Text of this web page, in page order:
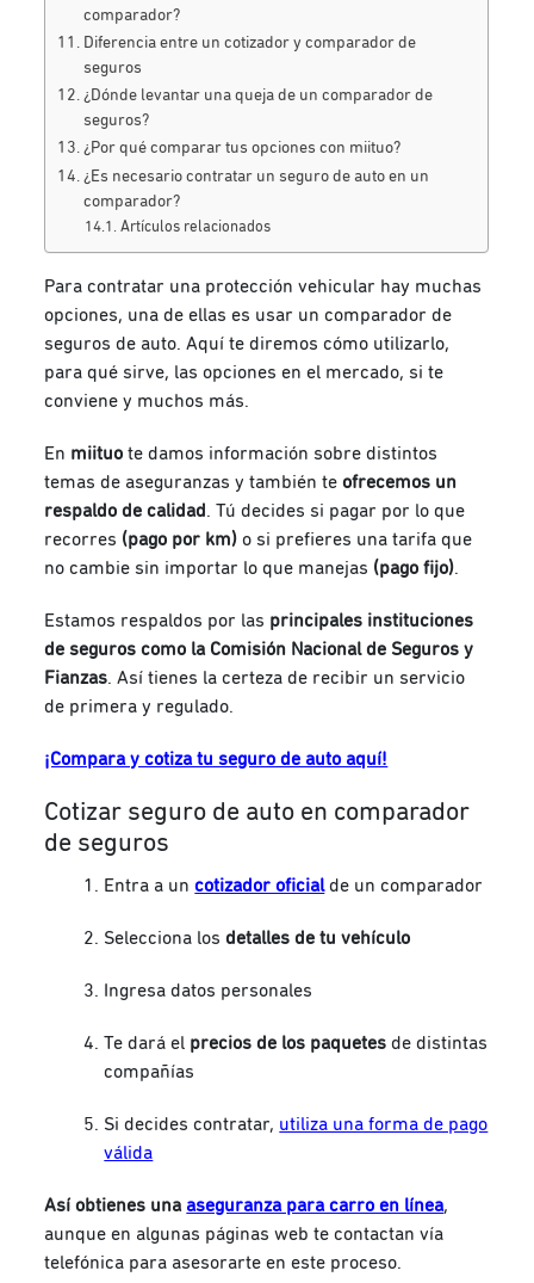
comparador?
Diferencia entre un cotizador y comparador de
seguros
¿Dónde levantar una queja de un comparador de
seguros?
¿Por qué comparar tus opciones con miituo?
¿Es necesario contratar un seguro de auto en un
comparador?
Artículos relacionados
Para contratar una protección vehicular hay muchas
opciones, una de ellas es usar un comparador de
seguros de auto. Aquí te diremos cómo utilizarlo,
para qué sirve, las opciones en el mercado, si te
conviene y muchos más.
En miituo te damos información sobre distintos
temas de aseguranzas y también teofrecemos un
respaldo de calidad. Tú decides si pagar por lo que
recorres (pago por km) o si prefieres una tarifa que
no cambie sin importar lo que manejas (pago fijo).
Estamos respaldos por las principales instituciones
de seguros como la Comisión Nacional de Seguros y
Fianzas. Así tienes la certeza de recibir un servicio
de primera y regulado.
¡Compara y cotiza tu seguro de auto aquí!
Cotizar seguro de auto en comparador
de seguros
Entra a uncotizador oficialde un comparador
Selecciona losdetalles de tu vehículo
Ingresa datos personales
Te dará el precios de los paquetes de distintas
compañías
Si decides contratar, utiliza una forma de pago
válida
Así obtienes una aseguranza para carro en línea,
aunque en algunas páginas web te contactan vía
telefónica para asesorarte en este proceso.